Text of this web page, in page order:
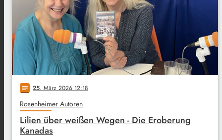
notes 25. März 2026 12:18
Rosenheimer Autoren
Lilien über weißen Wegen - Die Eroberung
Kanadas